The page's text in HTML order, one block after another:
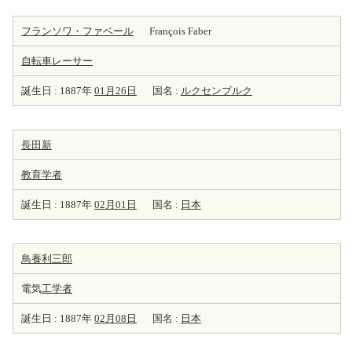
フランソワ・ファベール François Faber
自転車レーサー
誕生日 : 1887年 01月26日 国名 : ルクセンブルク
長田新
教育学者
誕生日 : 1887年 02月01日 国名 : 日本
鳥養利三郎
電気工学者
誕生日 : 1887年 02月08日 国名 : 日本